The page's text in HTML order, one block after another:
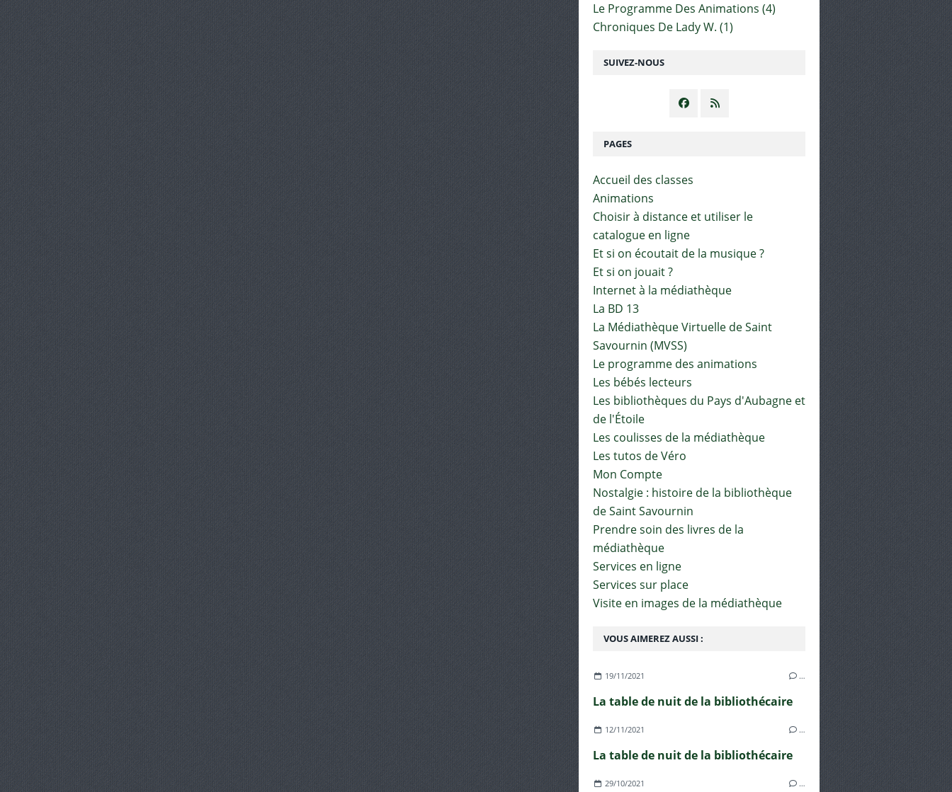
SUIVEZ-NOUS
VOUS AIMEREZ AUSSI :
19/11/2021 …
La table de nuit de la bibliothécaire
12/11/2021 …
La table de nuit de la bibliothécaire
29/10/2021 …
PAGES
Accueil des classes
Animations
Choisir à distance et utiliser le
catalogue en ligne
Et si on écoutait de la musique ?
Et si on jouait ?
Internet à la médiathèque
La BD 13
La Médiathèque Virtuelle de Saint
Savournin (MVSS)
Le programme des animations
Les bébés lecteurs
Les bibliothèques du Pays d'Aubagne et
de l'Étoile
Les coulisses de la médiathèque
Les tutos de Véro
Mon Compte
Nostalgie : histoire de la bibliothèque
de Saint Savournin
Prendre soin des livres de la
médiathèque
Services en ligne
Services sur place
Visite en images de la médiathèque
Le Programme Des Animations (4)
Chroniques De Lady W. (1)